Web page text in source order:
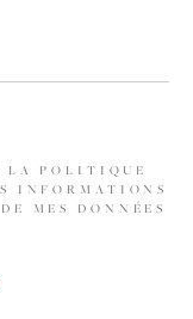
LA POLITIQUE
INFORMATIONS
MES DONNÉES